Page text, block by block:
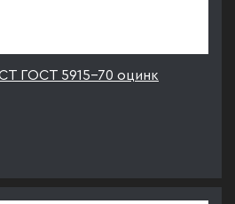
ГОСТ 5915-70 оцинк